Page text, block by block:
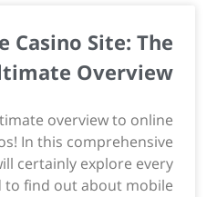
Casino Site: The
Overview
overview to online
In this comprehensive
certainly explore every
find out about mobile...